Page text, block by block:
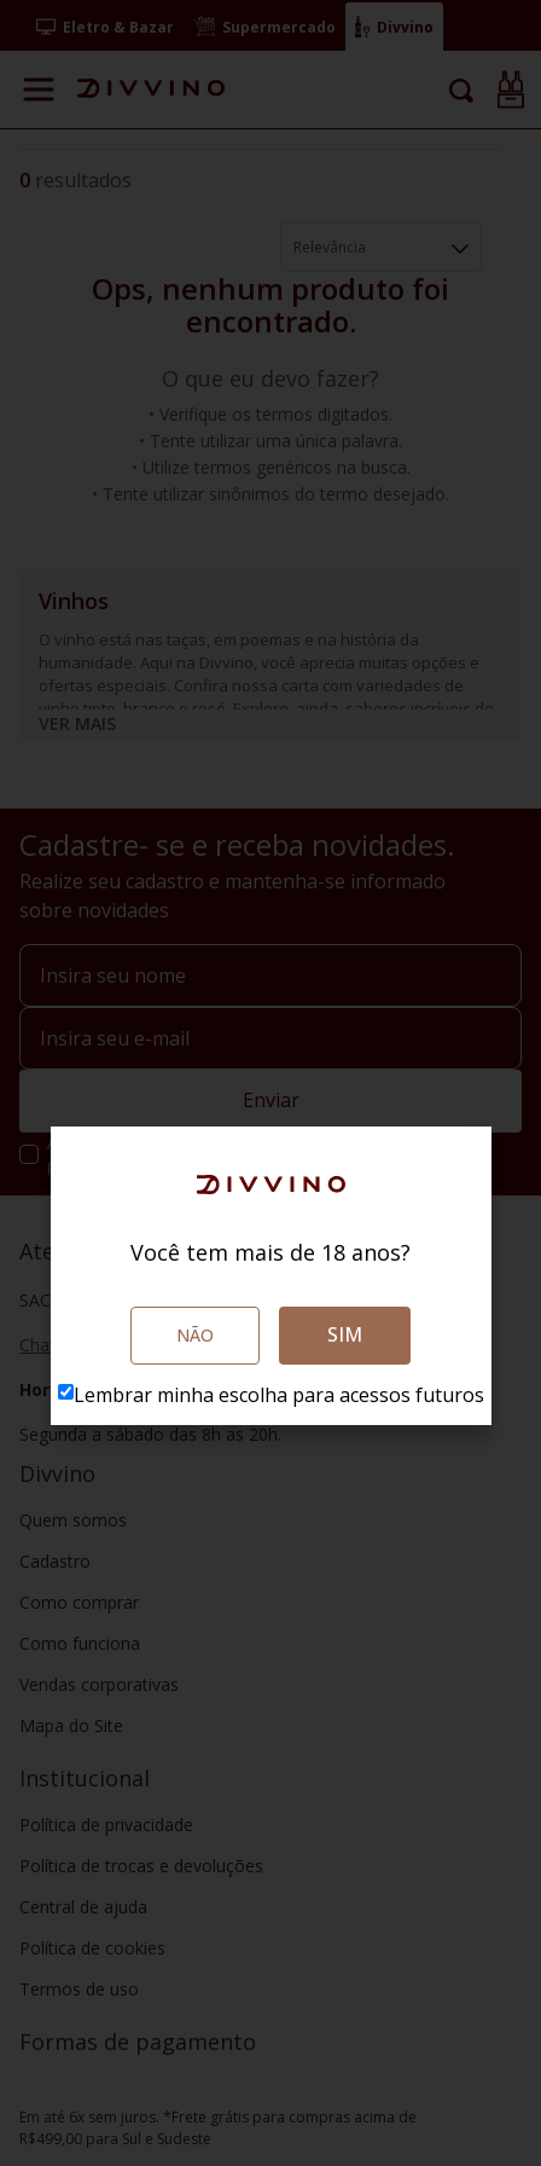
Eletro & Bazar Supermercado Divvino
0
Relevância
O que eu devo fazer?
Verifique os termos digitados.
Tente utilizar uma única palavra.
Utilize termos genéricos na busca.
Tente utilizar sinônimos do termo desejado.
Vinhos
O vinho está nas taças, em poemas e na história da
humanidade. Aqui na Divvino, você aprecia muitas opções e
ofertas especiais. Confira nossa carta com variedades de
vinho tinto, branco e rosé. Explore, ainda, sabores incríveis de
espumantes e frisantes.
VER MAIS
Cadastre- se e receba novidades.
Realize seu cadastro e mantenha-se informado
sobre novidades
Enviar
Ao se cadastrar você irá concordar com a nossa política de
privacidade.
Atendimento
SAC (48) 4020 2004
Chat
Horário de atendimento
Segunda a sábado das 8h as 20h.
Divvino
Quem somos
Cadastro
Como comprar
Como funciona
Vendas corporativas
Mapa do Site
Institucional
Política de privacidade
Política de trocas e devoluções
Central de ajuda
Política de cookies
Termos de uso
Formas de pagamento
Em até 6x sem juros. *Frete grátis para compras acima de
R$499,00 para Sul e Sudeste
Você tem mais de 18 anos?
NÃO SIM
Lembrar minha escolha para acessos futuros